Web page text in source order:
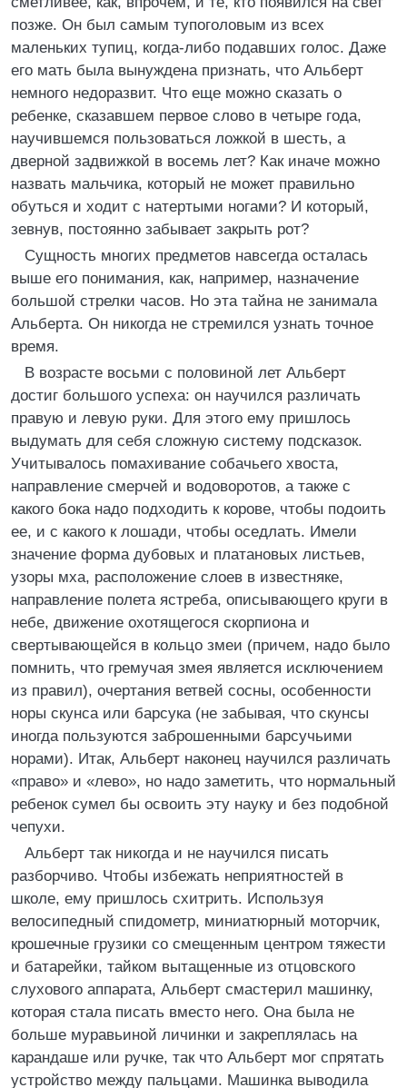
позже. Он был самым тупоголовым из всех
маленьких тупиц, когда-либо подавших голос. Даже
его мать была вынуждена признать, что Альберт
немного недоразвит. Что еще можно сказать о
ребенке, сказавшем первое слово в четыре года,
научившемся пользоваться ложкой в шесть, а
дверной задвижкой в восемь лет? Как иначе можно
назвать мальчика, который не может правильно
обуться и ходит с натертыми ногами? И который,
зевнув, постоянно забывает закрыть рот?
Сущность многих предметов навсегда осталась
выше его понимания, как, например, назначение
большой стрелки часов. Но эта тайна не занимала
Альберта. Он никогда не стремился узнать точное
время.
В возрасте восьми с половиной лет Альберт
достиг большого успеха: он научился различать
правую и левую руки. Для этого ему пришлось
выдумать для себя сложную систему подсказок.
Учитывалось помахивание собачьего хвоста,
направление смерчей и водоворотов, а также с
какого бока надо подходить к корове, чтобы подоить
ее, и с какого к лошади, чтобы оседлать. Имели
значение форма дубовых и платановых листьев,
узоры мха, расположение слоев в известняке,
направление полета ястреба, описывающего круги в
небе, движение охотящегося скорпиона и
свертывающейся в кольцо змеи (причем, надо было
помнить, что гремучая змея является исключением
из правил), очертания ветвей сосны, особенности
норы скунса или барсука (не забывая, что скунсы
иногда пользуются заброшенными барсучьими
норами). Итак, Альберт наконец научился различать
«право» и «лево», но надо заметить, что нормальный
ребенок сумел бы освоить эту науку и без подобной
чепухи.
Альберт так никогда и не научился писать
разборчиво. Чтобы избежать неприятностей в
школе, ему пришлось схитрить. Используя
велосипедный спидометр, миниатюрный моторчик,
крошечные грузики со смещенным центром тяжести
и батарейки, тайком вытащенные из отцовского
слухового аппарата, Альберт смастерил машинку,
которая стала писать вместо него. Она была не
больше муравьиной личинки и закреплялась на
карандаше или ручке, так что Альберт мог спрятать
устройство между пальцами. Машинка выводила